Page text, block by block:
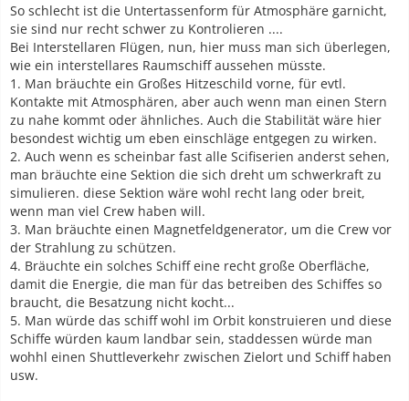
So schlecht ist die Untertassenform für Atmosphäre garnicht,
sie sind nur recht schwer zu Kontrolieren ....
Bei Interstellaren Flügen, nun, hier muss man sich überlegen,
wie ein interstellares Raumschiff aussehen müsste.
1. Man bräuchte ein Großes Hitzeschild vorne, für evtl.
Kontakte mit Atmosphären, aber auch wenn man einen Stern
zu nahe kommt oder ähnliches. Auch die Stabilität wäre hier
besondest wichtig um eben einschläge entgegen zu wirken.
2. Auch wenn es scheinbar fast alle Scifiserien anderst sehen,
man bräuchte eine Sektion die sich dreht um schwerkraft zu
simulieren. diese Sektion wäre wohl recht lang oder breit,
wenn man viel Crew haben will.
3. Man bräuchte einen Magnetfeldgenerator, um die Crew vor
der Strahlung zu schützen.
4. Bräuchte ein solches Schiff eine recht große Oberfläche,
damit die Energie, die man für das betreiben des Schiffes so
braucht, die Besatzung nicht kocht...
5. Man würde das schiff wohl im Orbit konstruieren und diese
Schiffe würden kaum landbar sein, staddessen würde man
wohhl einen Shuttleverkehr zwischen Zielort und Schiff haben
usw.